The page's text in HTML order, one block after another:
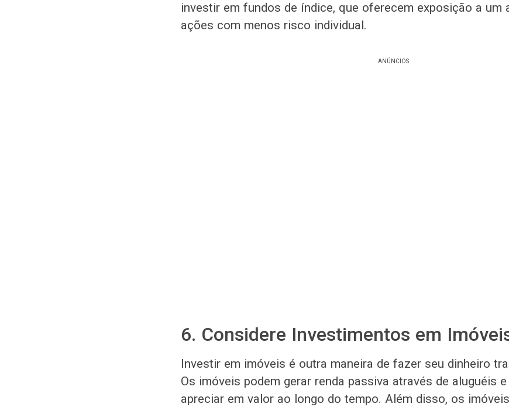
investir em fundos de índice, que oferecem exposição a um
ações com menos risco individual.
ANÚNCIOS
6. Considere Investimentos em
Investir em imóveis é outra maneira de fazer seu dinheiro
Os imóveis podem gerar renda passiva através de aluguéis
apreciar em valor ao longo do tempo. Além disso, os